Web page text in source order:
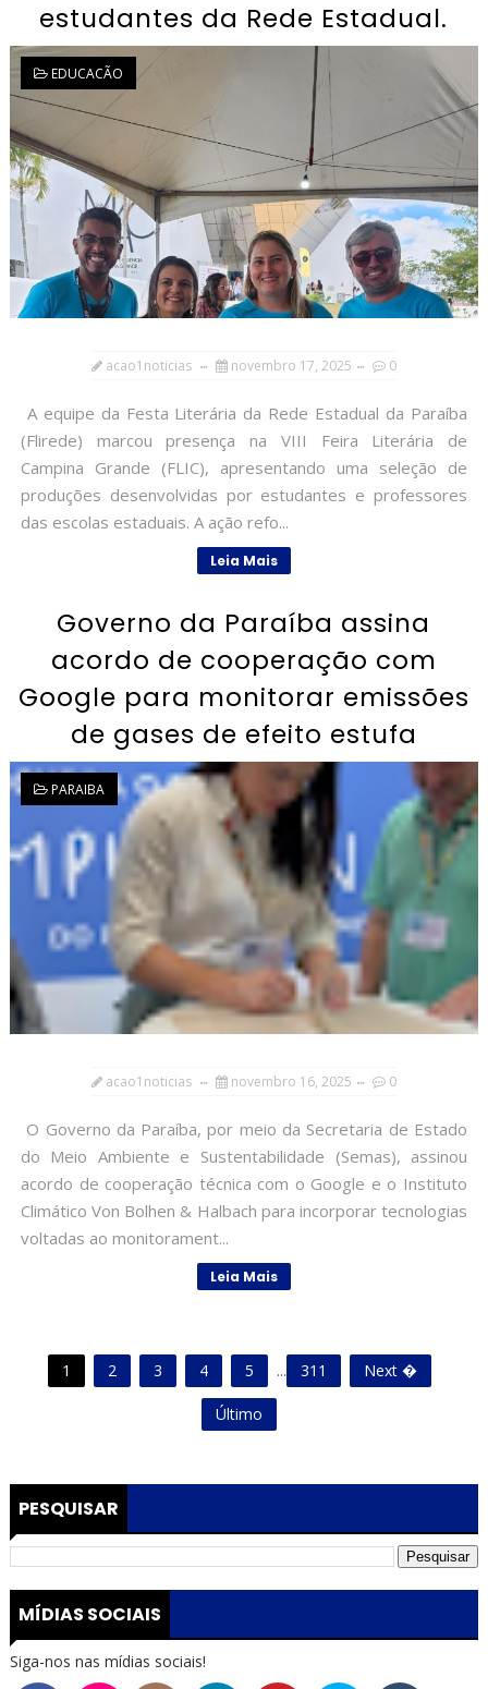
estudantes da Rede Estadual.
EDUCACÃO
acao1noticias novembro 17, 2025 0
A equipe da Festa Literária da Rede Estadual da Paraíba
(Flirede) marcou presença na VIII Feira Literária de
Campina Grande (FLIC), apresentando uma seleção de
produções desenvolvidas por estudantes e professores
das escolas estaduais. A ação refo...
Leia Mais
Governo da Paraíba assina
acordo de cooperação com
Google para monitorar emissões
de gases de efeito estufa
PARAIBA
acao1noticias novembro 16, 2025 0
O Governo da Paraíba, por meio da Secretaria de Estado
do Meio Ambiente e Sustentabilidade (Semas), assinou
acordo de cooperação técnica com o Google e o Instituto
Climático Von Bolhen & Halbach para incorporar tecnologias
voltadas ao monitorament...
Leia Mais
1 2 3 4 5 ... 311 Next �
Último
PESQUISAR
MÍDIAS SOCIAIS
Siga-nos nas mídias sociais!